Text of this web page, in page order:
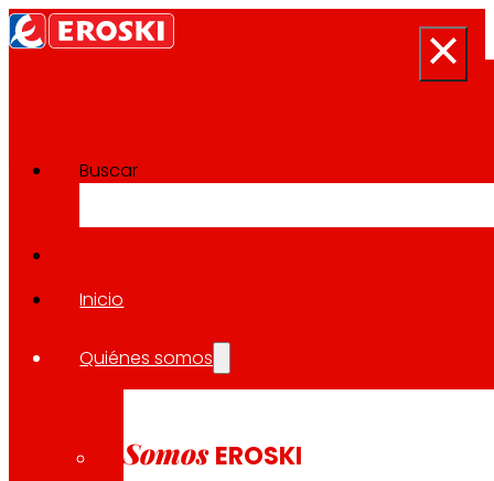
Buscar
Inicio
Quiénes somos
Somos EROSKI
Sala de prensa
Volver a todas las noticias
18.04.2024